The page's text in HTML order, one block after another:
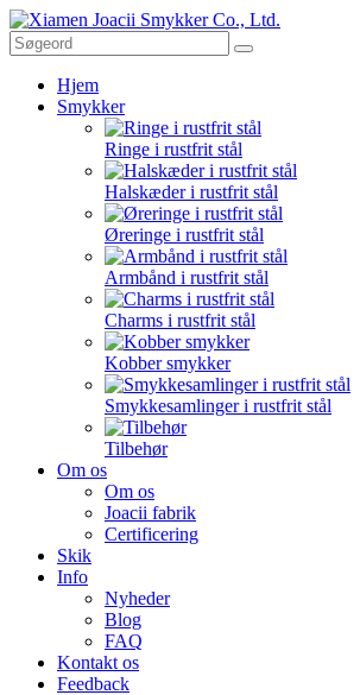
Hjem
Smykker
Ringe i rustfrit stål
Halskæder i rustfrit stål
Øreringe i rustfrit stål
Armbånd i rustfrit stål
Charms i rustfrit stål
Kobber smykker
Smykkesamlinger i rustfrit stål
Tilbehør
Om os
Om os
Joacii fabrik
Certificering
Skik
Info
Nyheder
Blog
FAQ
Kontakt os
Feedback